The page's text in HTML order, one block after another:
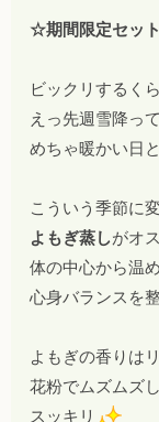
☆期間限定セッ
ビックリするく
えっ先週雪降っ
めちゃ暖かい日
こういう季節に
よもぎ蒸しがオ
体の中心から温
心身バランスを
よもぎの香りは
花粉でムズムズ
スッキリ